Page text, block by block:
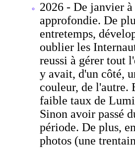
2026 - De janvier
approfondie. De
entretemps,
oublier les
reussi à gérer tout
y avait, d'un côté,
couleur, de l'autre.
faible taux de
Sinon avoir passé
période. De plus,
photos (une